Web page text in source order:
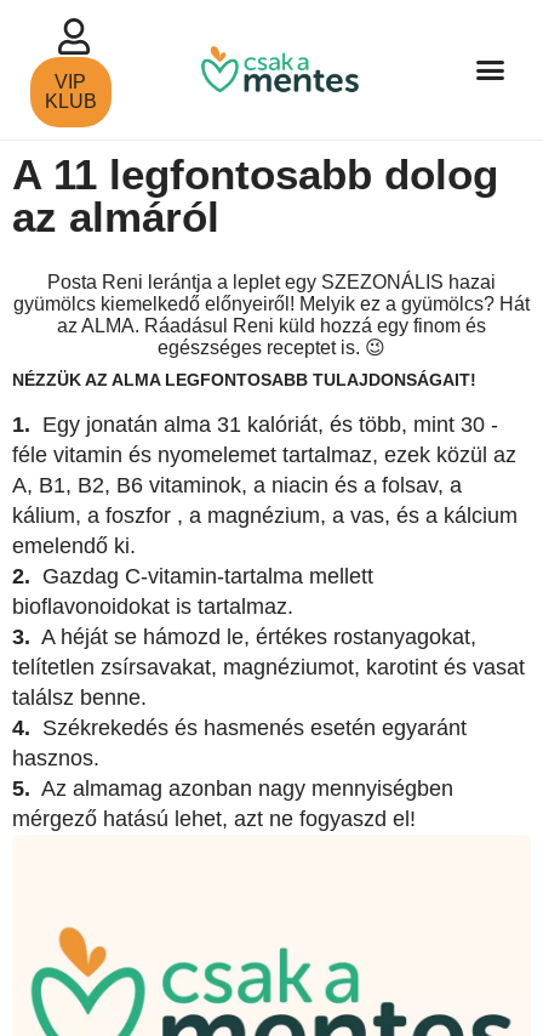
VIP
KLUB
A 11 legfontosabb dolog
az almáról
Posta Reni lerántja a leplet egy SZEZONÁLIS hazai
gyümölcs kiemelkedő előnyeiről! Melyik ez a gyümölcs? Hát
az ALMA. Ráadásul Reni küld hozzá egy finom és
egészséges receptet is. 😉
NÉZZÜK AZ ALMA LEGFONTOSABB TULAJDONSÁGAIT!
1. Egy jonatán alma 31 kalóriát, és több, mint 30 -
féle vitamin és nyomelemet tartalmaz, ezek közül az
A, B1, B2, B6 vitaminok, a niacin és a folsav, a
kálium, a foszfor , a magnézium, a vas, és a kálcium
emelendő ki.
2. Gazdag C-vitamin-tartalma mellett
bioflavonoidokat is tartalmaz.
3. A héját se hámozd le, értékes rostanyagokat,
telítetlen zsírsavakat, magnéziumot, karotint és vasat
találsz benne.
4. Székrekedés és hasmenés esetén egyaránt
hasznos.
5. Az almamag azonban nagy mennyiségben
mérgező hatású lehet, azt ne fogyaszd el!